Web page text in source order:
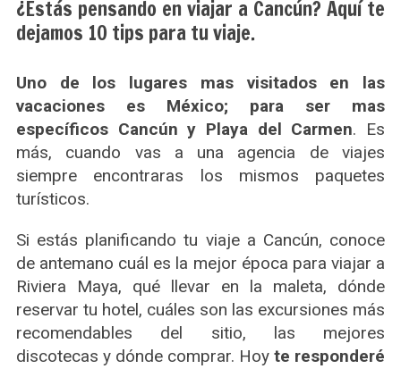
¿Estás pensando en viajar a Cancún? Aquí te
dejamos 10 tips para tu viaje.
Uno de los lugares mas visitados en las
vacaciones es México; para ser mas
específicos Cancún y Playa del Carmen. Es
más, cuando vas a una agencia de viajes
siempre encontraras los mismos paquetes
turísticos.
Si estás planificando tu viaje a Cancún, conoce
de antemano cuál es la mejor época para viajar a
Riviera Maya, qué llevar en la maleta, dónde
reservar tu hotel, cuáles son las excursiones más
recomendables del sitio, las mejores
discotecas y dónde comprar. Hoyte responderé